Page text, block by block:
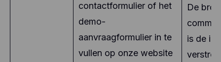
contactformulier of het
demo-
aanvraagformulier in te
vullen op onze website
De
is de